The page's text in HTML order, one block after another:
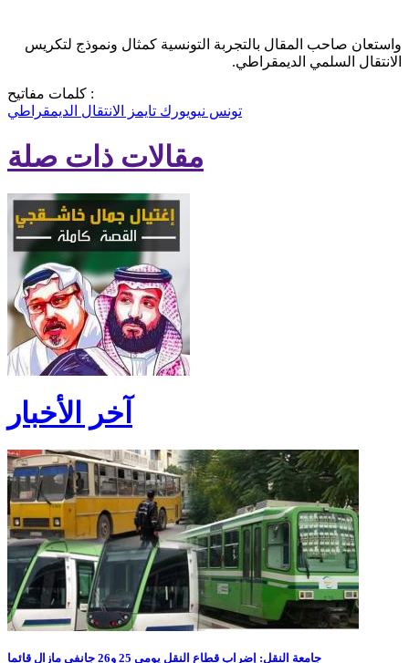
واستعان صاحب المقال بالتجربة التونسية كمثال ونموذج لتكريس
الانتقال السلمي الديمقراطي.
كلمات مفاتيح :
تونس نيويورك تايمز الانتقال الديمقراطي
مقالات ذات صلة
آخر الأخبار
جامعة النقل: إضراب قطاع النقل يومي 25 و26 جانفي مازال قائما